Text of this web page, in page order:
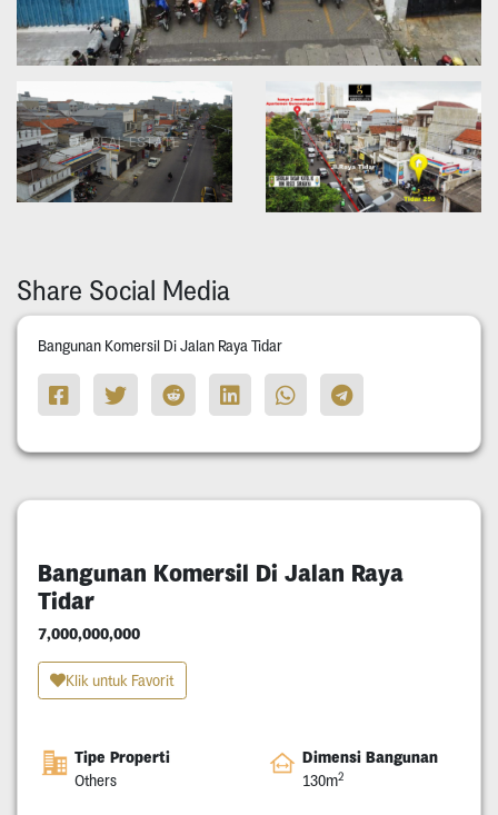
Share Social Media
Bangunan Komersil Di Jalan Raya Tidar
Bangunan Komersil Di Jalan Raya
Tidar
7,000,000,000
Klik untuk Favorit
Tipe Properti
Others
Dimensi Bangunan
130m2